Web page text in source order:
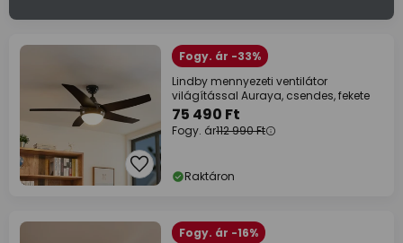
Fogy. ár -33%
Lindby mennyezeti ventilátor
világítással Auraya, csendes, fekete
75 490 Ft
Fogy. ár112 990 Ft
Raktáron
Fogy. ár -16%